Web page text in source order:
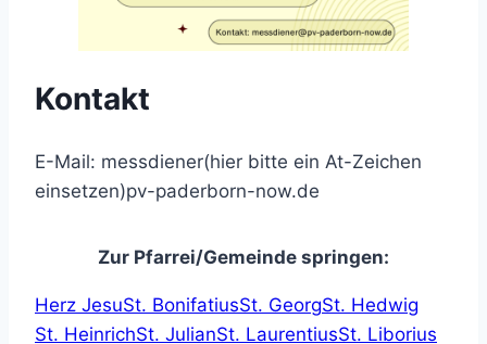
Kontakt
E-Mail: messdiener(hier bitte ein At-Zeichen
einsetzen)pv-paderborn-now.de
Zur Pfarrei/Gemeinde springen:
Herz JesuSt. BonifatiusSt. GeorgSt. Hedwig
St. HeinrichSt. JulianSt. LaurentiusSt. Liborius